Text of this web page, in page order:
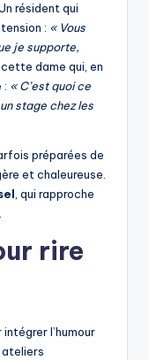
résident qui
: « Vous
je supporte,
dame qui, en
: « C’est quoi ce
stage chez les
préparées de
et chaleureuse.
, qui rapproche
rire
l’humour
ateliers